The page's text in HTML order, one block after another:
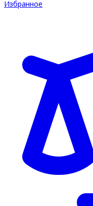
Избранное